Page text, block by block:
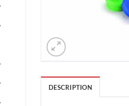
DESCRIPTION